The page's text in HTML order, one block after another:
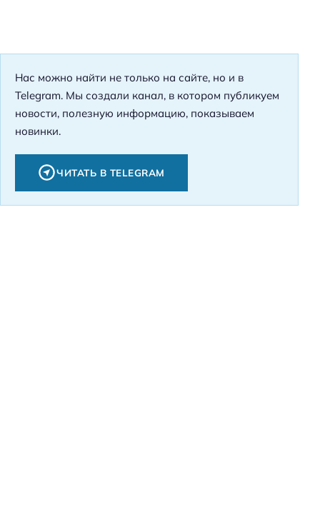
Нас можно найти не только на сайте, но и в
Telegram. Мы создали канал, в котором публикуем
новости, полезную информацию, показываем
новинки.
ЧИТАТЬ В TELEGRAM